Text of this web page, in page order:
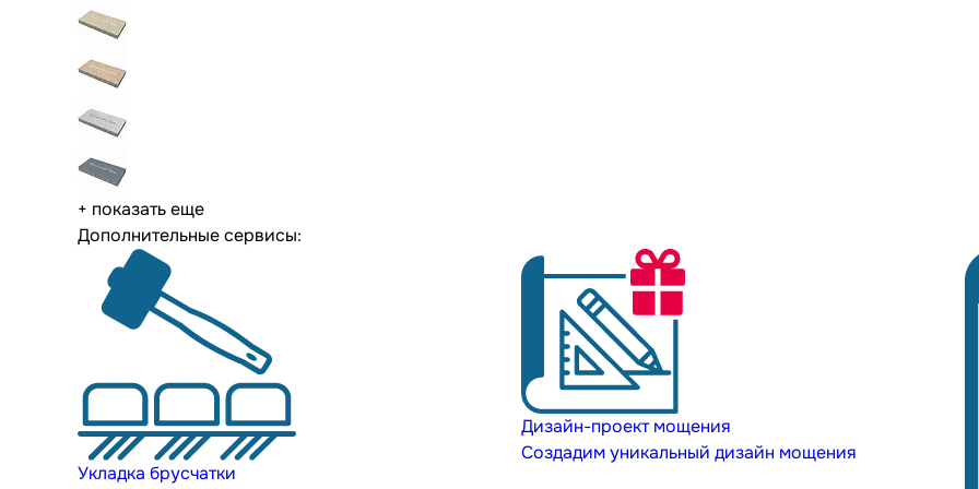
+ показать еще
Дополнительные сервисы:
Укладка брусчатки
Дизайн-проект мощения
Создадим уникальный дизайн мощения